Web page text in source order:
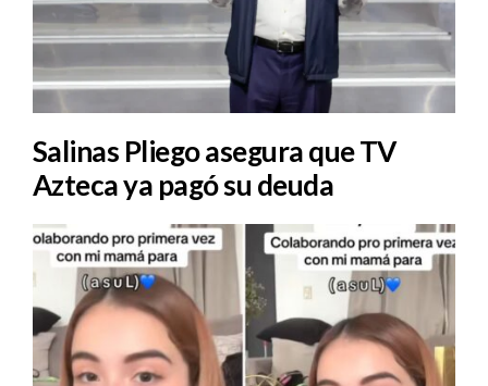
Salinas Pliego asegura que TV
Azteca ya pagó su deuda